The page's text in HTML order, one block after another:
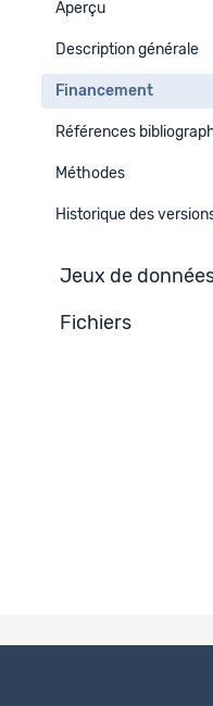
Aperçu
Description générale
Financement
Références
Méthodes
Historique des
Jeux de
Fichiers
Type de projet
Recherche
Subside FNS
N° 10001A_188862